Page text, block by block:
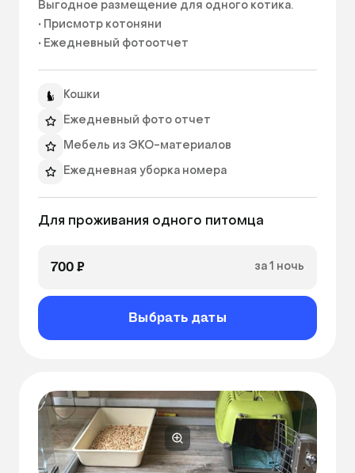
Выгодное размещение для одного котика.
• Присмотр котоняни
• Ежедневный фотоотчет
• Чистая и свежая питьевая вода
• Генеральная уборка номера 2-3 раза в день
• Игры и забота о питомцем (по желанию
Кошки
Ежедневный фото отчет
Мебель из ЭКО-материалов
Ежедневная уборка номера
Фильтрованная вода
Индивидуальный режим кормления
Ширина номера: 900ₘ
Длина номера: 900ₘ
Высота номера: 1000ₘ
Для проживания одного питомца
700 ₽ за 1 ночь
Выбрать даты